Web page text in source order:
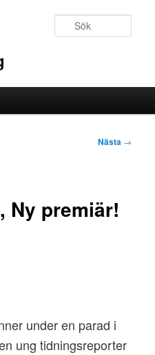
Nästa →
Ny premiär!
under en parad i
ung tidningsreporter